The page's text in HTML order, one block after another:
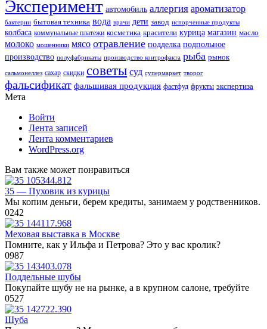
Эксперимент автомобиль аллергия ароматизатор
бактерии бытовая техника вода врачи дети завод испорченные продукты
колбаса коммунальные платежи косметика красители курица магазин масло
молоко мошенники мясо отравление подделка подпольное
производство полуфабрикаты производство контрофакта рыба рынок
сальмонеллез сахар скидки советы суд супермаркет творог
фальсификат фальшивая продукция фастфуд фрукты экспертиза
Мета
Войти
Лента записей
Лента комментариев
WordPress.org
Вам также может понравиться
35 — Пуховик из курицы
Мы копим деньги, берем кредиты, занимаем у родственников.
0242
Меховая выставка в Москве
Помните, как у Ильфа и Петрова? Это у вас кролик?
0987
Поддельные шубы
Покупайте шубу не на рынке, а в крупном салоне, требуйте
0527
Шуба